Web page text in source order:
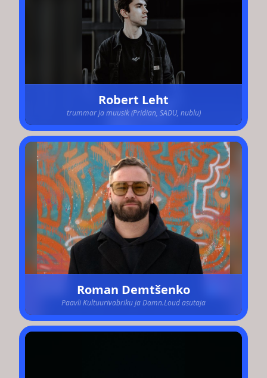
Robert Leht
trummar ja muusik (Pridian, SADU, nublu)
Roman Demtšenko
Paavli Kultuurivabriku ja Damn.Loud asutaja